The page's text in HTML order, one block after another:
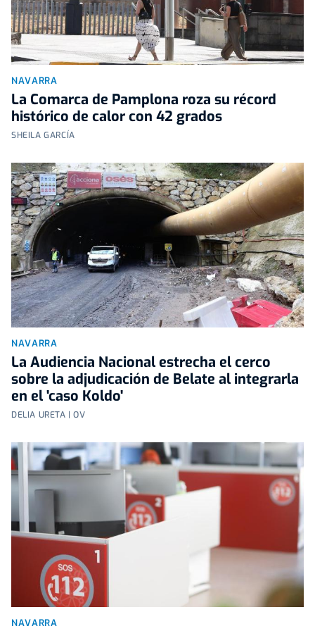
NAVARRA
La Comarca de Pamplona roza su récord
histórico de calor con 42 grados
SHEILA GARCÍA
NAVARRA
La Audiencia Nacional estrecha el cerco
sobre la adjudicación de Belate al integrarla
en el 'caso Koldo'
DELIA URETA | OV
NAVARRA